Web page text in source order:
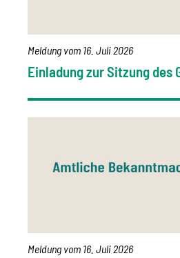
Meldung vom 16. Juli 2026
Einladung zur Sitzung des
Meldung vom 16. Juli 2026